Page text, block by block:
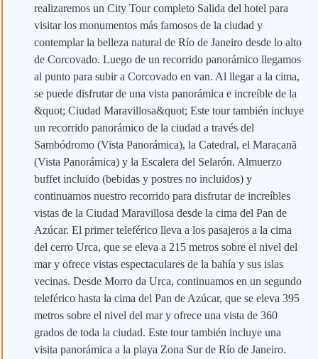
realizaremos un City Tour completo Salida del hotel para
visitar los monumentos más famosos de la ciudad y
contemplar la belleza natural de Río de Janeiro desde lo alto
de Corcovado. Luego de un recorrido panorámico llegamos
al punto para subir a Corcovado en van. Al llegar a la cima,
se puede disfrutar de una vista panorámica e increíble de la
&quot; Ciudad Maravillosa&quot; Este tour también incluye
un recorrido panorámico de la ciudad a través del
Sambódromo (Vista Panorámica), la Catedral, el Maracanã
(Vista Panorámica) y la Escalera del Selarón. Almuerzo
buffet incluido (bebidas y postres no incluidos) y
continuamos nuestro recorrido para disfrutar de increíbles
vistas de la Ciudad Maravillosa desde la cima del Pan de
Azúcar. El primer teleférico lleva a los pasajeros a la cima
del cerro Urca, que se eleva a 215 metros sobre el nivel del
mar y ofrece vistas espectaculares de la bahía y sus islas
vecinas. Desde Morro da Urca, continuamos en un segundo
teleférico hasta la cima del Pan de Azúcar, que se eleva 395
metros sobre el nivel del mar y ofrece una vista de 360
grados de toda la ciudad. Este tour también incluye una
visita panorámica a la playa Zona Sur de Río de Janeiro.